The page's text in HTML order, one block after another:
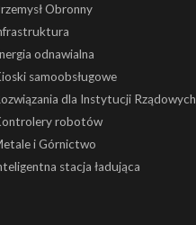
Obronny
odnawialna
samoobsługowe
dla Instytucji Rządowych
robotów
i Górnictwo
stacja ładująca